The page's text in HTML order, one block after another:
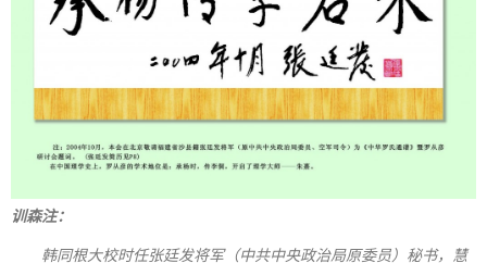
训森注：
韩同根大校时任张廷发将军（中共中央政治局原委员）秘书，慧